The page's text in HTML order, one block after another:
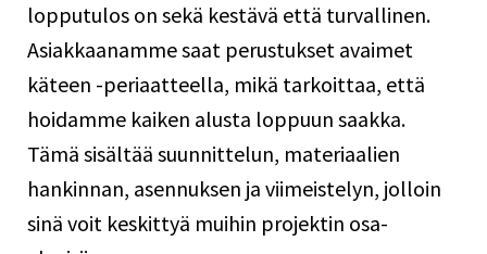
lopputulos on sekä kestävä että turvallinen.
Asiakkaanamme saat perustukset avaimet
käteen -periaatteella, mikä tarkoittaa, että
hoidamme kaiken alusta loppuun saakka.
Tämä sisältää suunnittelun, materiaalien
hankinnan, asennuksen ja viimeistelyn, jolloin
sinä voit keskittyä muihin projektin osa-